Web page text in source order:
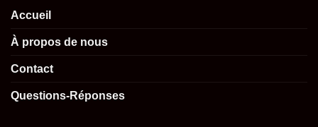
Accueil
À propos de nous
Contact
Questions-Réponses